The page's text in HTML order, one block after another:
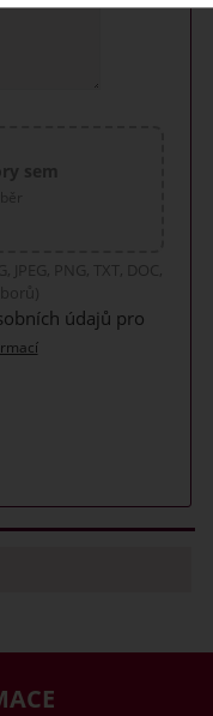
JPEG, PNG, TXT, DOC,
údajů pro